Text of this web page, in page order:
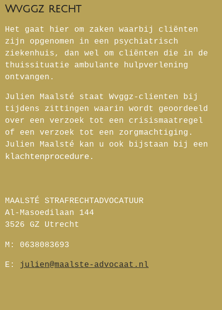
Wvggz recht
Het gaat hier om zaken waarbij cliënten
zijn opgenomen in een psychiatrisch
ziekenhuis, dan wel om cliënten die in de
thuissituatie ambulante hulpverlening
ontvangen.
Julien Maalsté staat Wvggz-clienten bij
tijdens zittingen waarin wordt geoordeeld
over een verzoek tot een crisismaatregel
of een verzoek tot een zorgmachtiging.
Julien Maalsté kan u ook bijstaan bij een
klachtenprocedure.
MAALSTÉ STRAFRECHTADVOCATUUR
Al-Masoedilaan 144
3526 GZ Utrecht
M: 0638083693
E: julien@maalste-advocaat.nl